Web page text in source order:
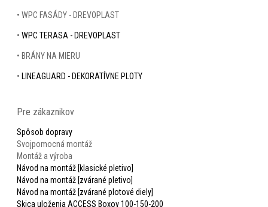
• WPC FASÁDY - DREVOPLAST
• WPC TERASA - DREVOPLAST
• BRÁNY NA MIERU
• LINEAGUARD - DEKORATÍVNE PLOTY
Pre zákaznikov
Spôsob dopravy
Svojpomocná montáž
Montáž a výroba
Návod na montáž [klasické pletivo]
Návod na montáž [zvárané pletivo]
Návod na montáž [zvárané plotové diely]
Skica uloženia ACCESS Boxov 100-150-200